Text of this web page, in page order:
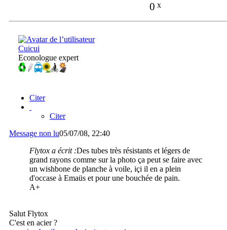
0 x
Cuicui
Econologue expert
Citer
Citer
Message non lu05/07/08, 22:40
Flytox a écrit :Des tubes très résistants et légers de
grand rayons comme sur la photo ça peut se faire avec
un wishbone de planche à voile, içi il en a plein
d'occase à Emaüs et pour une bouchée de pain.
A+
Salut Flytox
C'est en acier ?